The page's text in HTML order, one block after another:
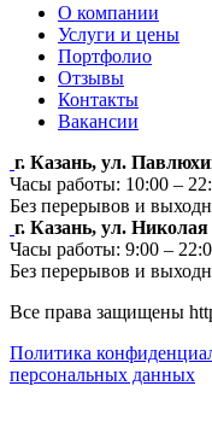
О компании
Услуги и цены
Портфолио
Отзывы
Контакты
Вакансии
г. Казань, ул.
Часы работы: 10:00 –
Без перерывов и
г. Казань, ул.
Часы работы: 9:00 –
Без перерывов и
Все права защищены
Политика
персональных данных